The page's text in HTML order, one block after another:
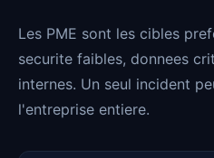
Les PME sont les cibles
securite faibles, donnees
internes. Un seul incident
l'entreprise entiere.